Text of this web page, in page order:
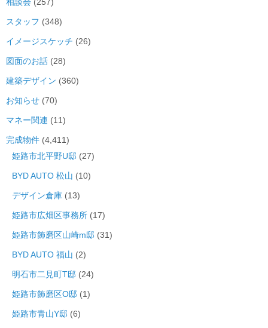
相談会 (257)
スタッフ (348)
イメージスケッチ (26)
図面のお話 (28)
建築デザイン (360)
お知らせ (70)
マネー関連 (11)
完成物件 (4,411)
姫路市北平野U邸 (27)
BYD AUTO 松山 (10)
デザイン倉庫 (13)
姫路市広畑区事務所 (17)
姫路市飾磨区山崎m邸 (31)
BYD AUTO 福山 (2)
明石市二見町T邸 (24)
姫路市飾磨区O邸 (1)
姫路市青山Y邸 (6)